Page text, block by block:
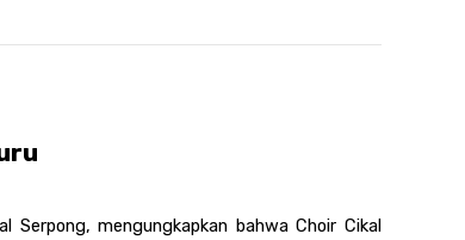
Serpong, mengungkapkan bahwa Choir Cikal